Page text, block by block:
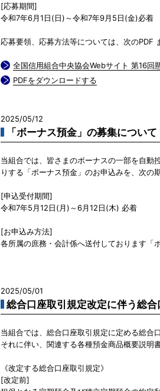
[応募期間]
令和7年6月1日(日)～令和7年9月5日(金)必着
応募要領、応募方法等については、次のPDF
全国信用組合中央協会Webサイト 第16回
PDFをダウンロードする
2025/05/12
「ボーナス預金」の募集について
当組合では、皆さまのボーナスの一部を自動
りする「ボーナス預金」のお申込みを、次の
[申込受付期間]
令和7年5月12日(月)～6月12日(木) 必着
[お申込み方法]
各所属の庶務・会計係へ送付しております「
2025/05/01
総合口座取引規定改定に伴う総
当組合では、総合口座取引規定に定める総合
それに伴い、関連する各種預金商品概要説明
《改定する総合口座取引規定》
[改定前]